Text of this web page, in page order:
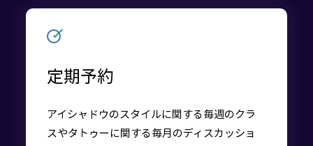
定期予約
アイシャドウのスタイルに関する毎週のクラ
スやタトゥーに関する毎月のディスカッショ